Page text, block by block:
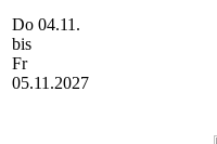
Do 04.11.
bis
Fr
05.11.2027